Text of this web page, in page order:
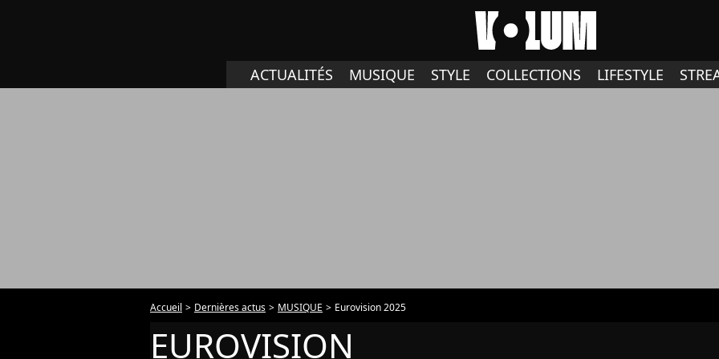
ACTUALITÉS MUSIQUE STYLE COLLECTIONS LIFESTYLE
Accueil Dernières actus MUSIQUE Eurovision 2025
EUROVISION